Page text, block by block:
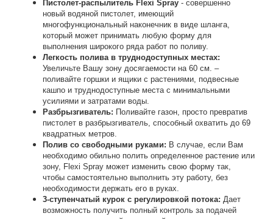
Пистолет-распылитель Flexi Spray - совершенно
новый водяной пистолет, имеющий
многофункциональный наконечник в виде шланга,
который может принимать любую форму для
выполнения широкого ряда работ по поливу.
Легкость полива в труднодоступных местах:
Увеличьте Вашу зону досягаемости на 60 см. –
поливайте горшки и ящики с растениями, подвесные
кашпо и труднодоступные места с минимальными
усилиями и затратами воды.
Разбрызгиватель: Поливайте газон, просто превратив
пистолет в разбрызгиватель, способный охватить до 69
квадратных метров.
Полив со свободными руками: В случае, если Вам
необходимо обильно полить определенное растение или
зону, Flexi Spray может изменить свою форму так,
чтобы самостоятельно выполнить эту работу, без
необходимости держать его в руках.
3-ступенчатый курок с регулировкой потока: Дает
возможность получить полный контроль за подачей